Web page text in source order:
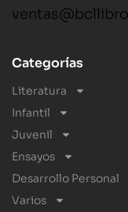
Categorías
Literatura
Infantil
Juvenil
Ensayos
Desarrollo Personal
Varios